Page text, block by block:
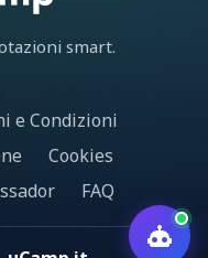
smart.
e Condizioni
Cookies
FAQ